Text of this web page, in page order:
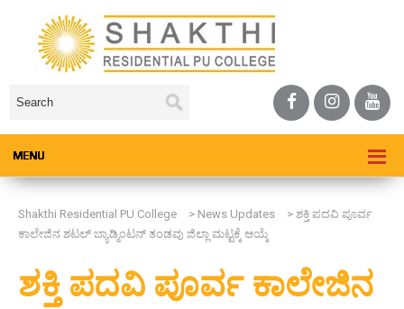
Shakthi Residential PU College > News Updates > ಶಕ್ತಿ ಪದವಿ ಪೂರ್ವ
ಕಾಲೇಜಿನ ಶಟಲ್ ಬ್ಯಾಡ್ಮಿಂಟನ್ ತಂಡವು ಜಿಲ್ಲಾ ಮಟ್ಟಕ್ಕೆ ಆಯ್ಕೆ
ಶಕ್ತಿ ಪದವಿ ಪೂರ್ವ ಕಾಲೇಜಿನ